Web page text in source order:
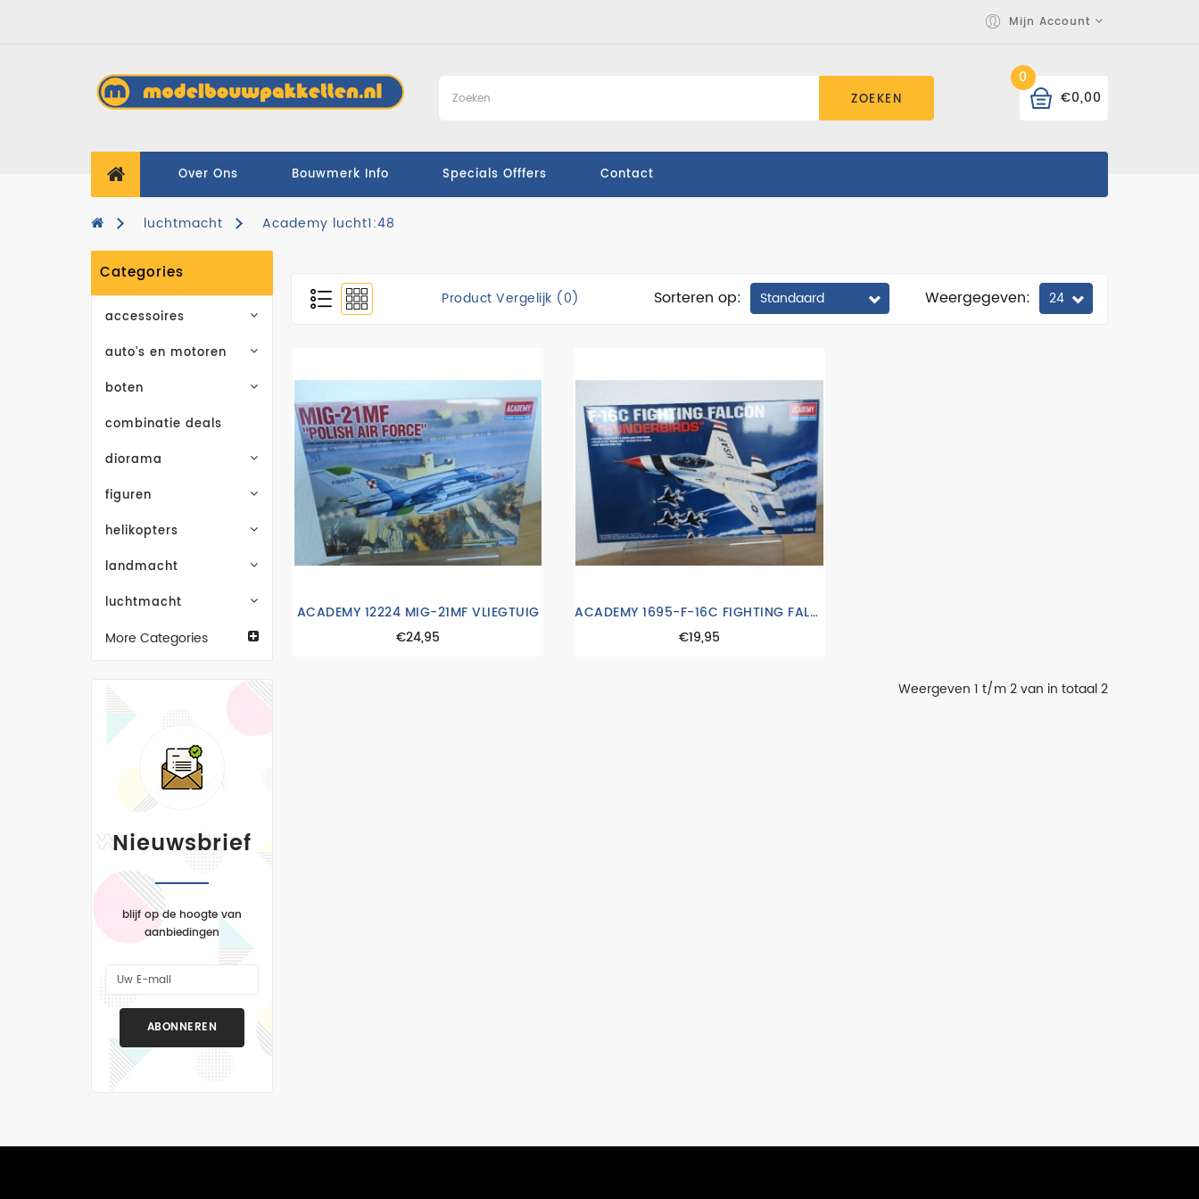
Mijn Account
ZOEKEN
0
€0,00
Over Ons Bouwmerk Info Specials Offfers Contact
luchtmacht Academy lucht1:48
Categories
accessoires
auto's en motoren
boten
combinatie deals
diorama
figuren
helikopters
landmacht
luchtmacht
More Categories
Nieuwsbrief
blijf op de hoogte van
aanbiedingen
ABONNEREN
Product Vergelijk (0) Sorteren op: Weergegeven:
ACADEMY 12224 MIG-21MF VLIEGTUIG
€24,95
ACADEMY 1695-F-16C FIGHTING FALCON VLIEGTUIG
€19,95
Weergeven 1 t/m 2 van in totaal 2